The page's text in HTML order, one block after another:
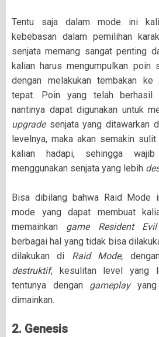
Tentu saja dalam mode ini
kebebasan dalam pemilihan
senjata memang sangat penting
kalian harus mengumpulkan poin
dengan melakukan tembakan
tepat. Poin yang telah berhasil
nantinya dapat digunakan untuk
upgrade senjata yang ditawarkan
levelnya, maka akan semakin
kalian hadapi, sehingga
menggunakan senjata yang lebih
Bisa dibilang bahwa Raid Mode
mode yang dapat membuat
memainkan game Resident Evil
berbagai hal yang tidak bisa
dilakukan di Raid Mode,
destruktif, kesulitan level yang
tentunya dengan gameplay
dimainkan.
2. Genesis